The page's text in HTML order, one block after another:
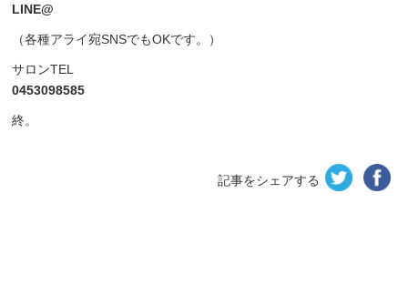
LINE@
（各種アライ宛SNSでもOKです。）
サロンTEL
0453098585
終。
記事をシェアする